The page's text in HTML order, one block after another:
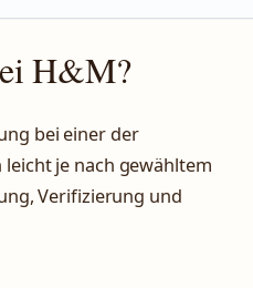
H&M?
bei einer der
je nach gewähltem
Verifizierung und